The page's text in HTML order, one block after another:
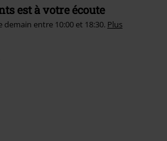
est à votre écoute
entre 10:00 et 18:30. Plus